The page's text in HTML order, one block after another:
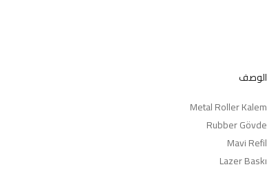
الوصف
Metal Roller Kalem
Rubber Gövde
Mavi Refil
Lazer Baskı